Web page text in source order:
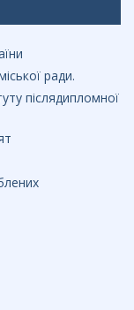
ради.
післядипломної